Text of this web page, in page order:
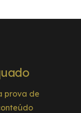
prova de